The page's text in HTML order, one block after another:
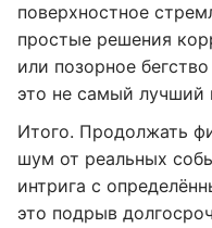
поверхностное
простые решения
или позорное
это не самый лучший
Итого. Продолжать
шум от реальных
интрига с
это подрыв